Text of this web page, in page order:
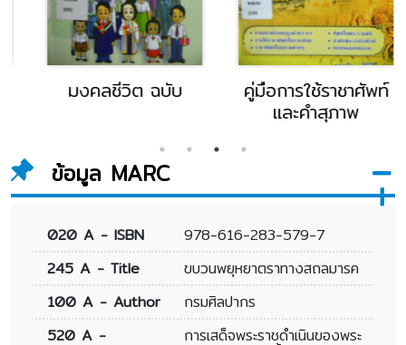
มงคลชีวิต ฉบับ คู่มือการใช้ราชาศัพท์
และคำสุภาพ
ข้อมูล MARC
020 A - ISBN
978-616-283-579-7
245 A - Title
ขบวนพยุหยาตราทางสถลมารค
100 A - Author
กรมศิลปากร
520 A -
การเสด็จพระราชดำเนินของพระ